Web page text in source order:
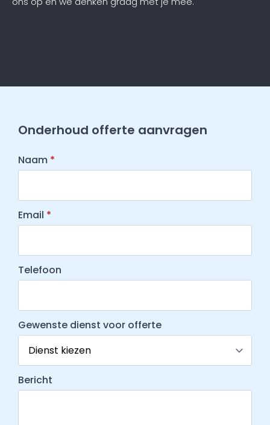
Onderhoud offerte aanvragen
Naam *
Email *
Telefoon
Gewenste dienst voor offerte
Bericht